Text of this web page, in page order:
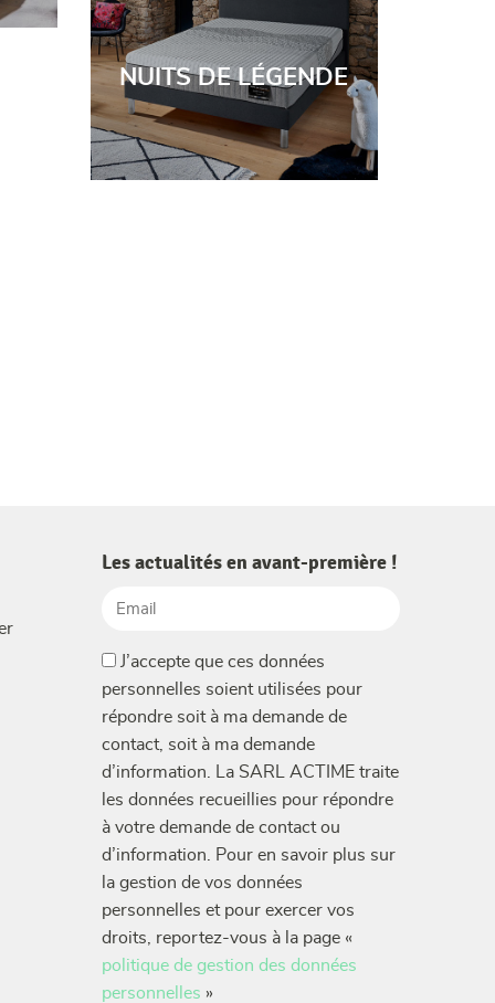
NUITS DE LÉGENDE
Les actualités en avant-première !
Email
(Nécessaire)
J’accepte que ces données
personnelles soient utilisées pour
répondre soit à ma demande de
contact, soit à ma demande
d’information. La SARL ACTIME traite
les données recueillies pour répondre
à votre demande de contact ou
d’information. Pour en savoir plus sur
la gestion de vos données
personnelles et pour exercer vos
droits, reportez-vous à la page «
politique de gestion des données
personnelles »